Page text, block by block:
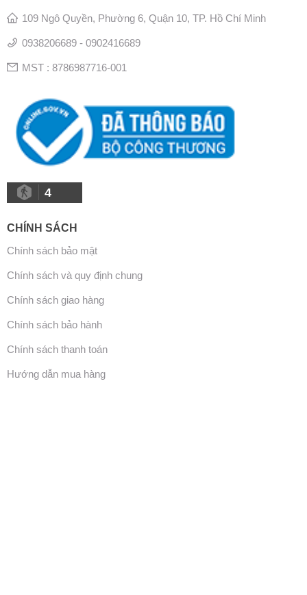
109 Ngô Quyền, Phường 6, Quận 10, TP. Hồ Chí Minh
0938206689 - 0902416689
MST : 8786987716-001
4
CHÍNH SÁCH
Chính sách bảo mật
Chính sách và quy định chung
Chính sách giao hàng
Chính sách bảo hành
Chính sách thanh toán
Hướng dẫn mua hàng